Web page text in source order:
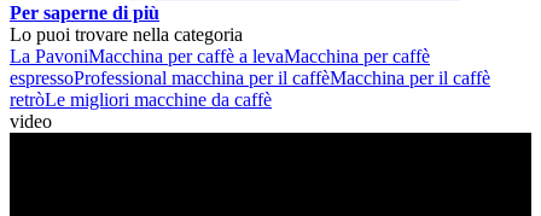
Per saperne di più
Lo puoi trovare nella categoria
La PavoniMacchina per caffè a levaMacchina per caffè
espressoProfessional macchina per il caffèMacchina per il caffè
retròLe migliori macchine da caffè
video